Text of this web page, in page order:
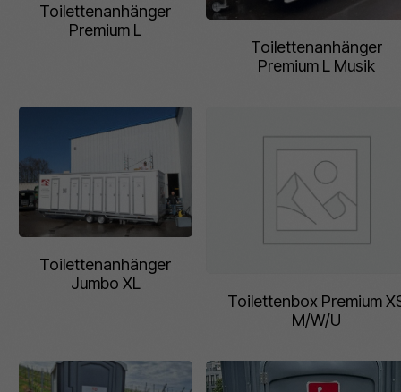
Toilettenanhänger
Premium L
Toilettenanhänger
Premium L Musik
Toilettenanhänger
Jumbo XL
Toilettenbox Premium
M/W/U